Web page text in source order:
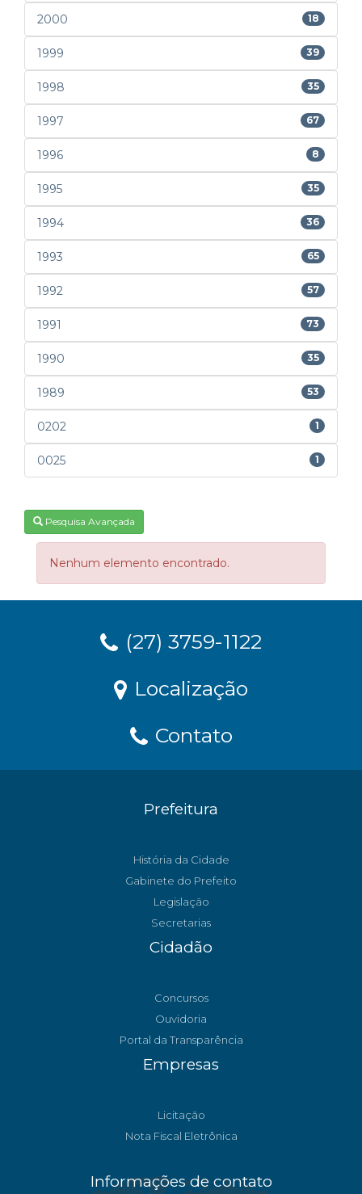
2000 18
1999 39
1998 35
1997 67
1996 8
1995 35
1994 36
1993 65
1992 57
1991 73
1990 35
1989 53
0202 1
0025 1
Pesquisa Avançada
Nenhum elemento encontrado.
(27) 3759-1122
Localização
Contato
Prefeitura
História da Cidade
Gabinete do Prefeito
Legislação
Secretarias
Cidadão
Concursos
Ouvidoria
Portal da Transparência
Empresas
Licitação
Nota Fiscal Eletrônica
Informações de contato